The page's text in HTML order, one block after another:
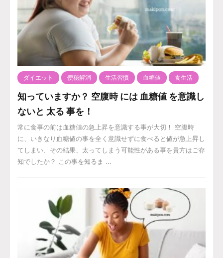
ダイエット 便秘解消 生活習慣 血糖値 食生活
知っていますか？ 空腹時 には 血糖値 を意識し
ないと 太る 事を！
常に食事の前は血糖値の急上昇を意識する事が大切！ 空腹時
に、いきなり血糖値の事を全く意識せずに食べると値が急上昇し
てしまい、その結果、太ってしまう可能性がある事を貴方はご存
知でしたか？ この事を知るま ...